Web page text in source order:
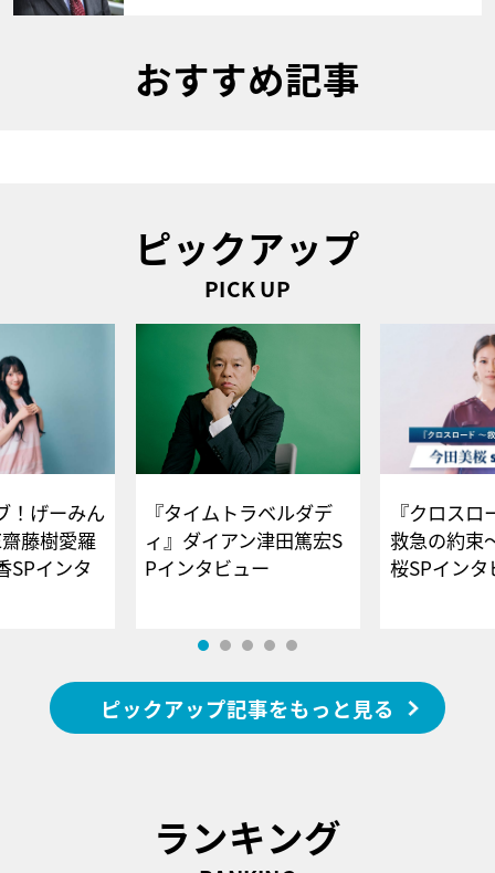
おすすめ記事
ピックアップ
PICK UP
！げーみん
藤樹愛羅
SPインタ
『タイムトラベルダデ
ィ』ダイアン津田篤宏S
Pインタビュー
『クロス
救急の約束
桜SPイ
ピックアップ記事をもっと見る
ランキング